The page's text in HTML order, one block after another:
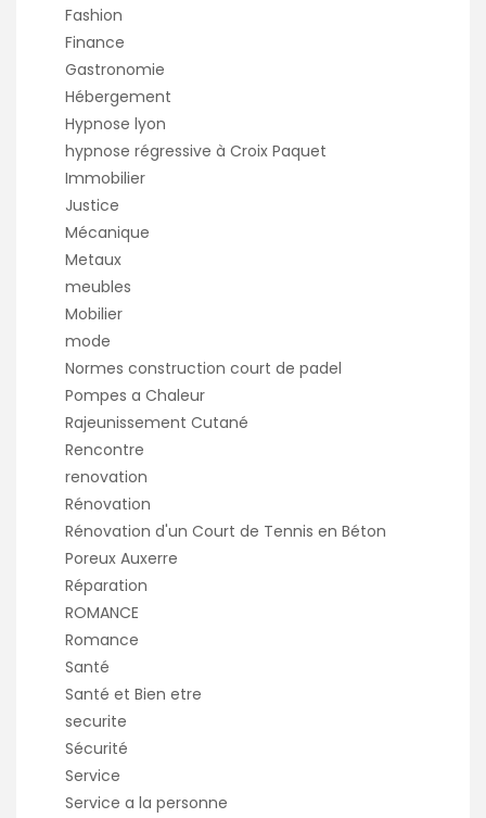
Fashion
Finance
Gastronomie
Hébergement
Hypnose lyon
hypnose régressive à Croix Paquet
Immobilier
Justice
Mécanique
Metaux
meubles
Mobilier
mode
Normes construction court de padel
Pompes a Chaleur
Rajeunissement Cutané
Rencontre
renovation
Rénovation
Rénovation d'un Court de Tennis en Béton
Poreux Auxerre
Réparation
ROMANCE
Romance
Santé
Santé et Bien etre
securite
Sécurité
Service
Service a la personne